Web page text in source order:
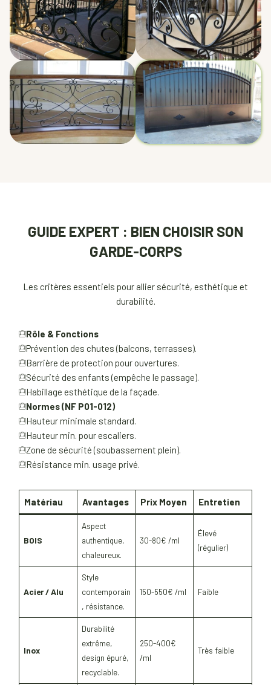
GUIDE EXPERT : BIEN CHOISIR SON
GARDE-CORPS
Les critères essentiels pour allier sécurité, esthétique et
durabilité.
Rôle & Fonctions
Prévention des chutes (balcons, terrasses).
Barrière de protection pour ouvertures.
Sécurité des enfants (empêche le passage).
Habillage esthétique de la façade.
Normes (NF P01-012)
Hauteur minimale standard.
Hauteur min. pour escaliers.
Zone de sécurité (soubassement plein).
Résistance min. usage privé.
Matériau Avantages Prix Moyen Entretien
BOIS
Aspect
authentique,
chaleureux.
30-80€ /ml
Élevé
(régulier)
Acier / Alu
Style
contemporain
, résistance.
150-550€ /ml Faible
Inox
Durabilité
extrême,
design épuré,
recyclable.
250-400€
/ml
Très faible